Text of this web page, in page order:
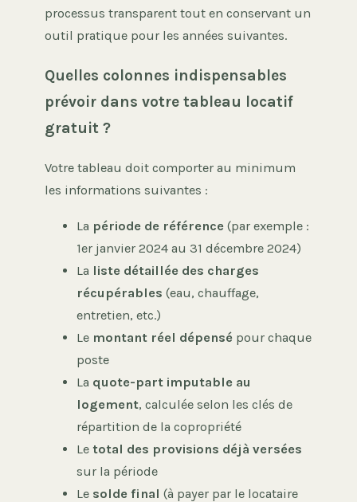
processus transparent tout en conservant un
outil pratique pour les années suivantes.
Quelles colonnes indispensables
prévoir dans votre tableau locatif
gratuit ?
Votre tableau doit comporter au minimum
les informations suivantes :
La période de référence (par exemple :
1er janvier 2024 au 31 décembre 2024)
La liste détaillée des charges
récupérables (eau, chauffage,
entretien, etc.)
Le montant réel dépensé pour chaque
poste
La quote-part imputable au
logement, calculée selon les clés de
répartition de la copropriété
Le total des provisions déjà versées
sur la période
Le solde final (à payer par le locataire